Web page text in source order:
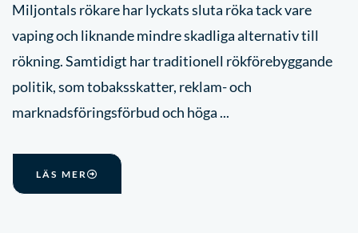
Miljontals rökare har lyckats sluta röka tack vare
vaping och liknande mindre skadliga alternativ till
rökning. Samtidigt har traditionell rökförebyggande
politik, som tobaksskatter, reklam- och
marknadsföringsförbud och höga ...
LÄS MER